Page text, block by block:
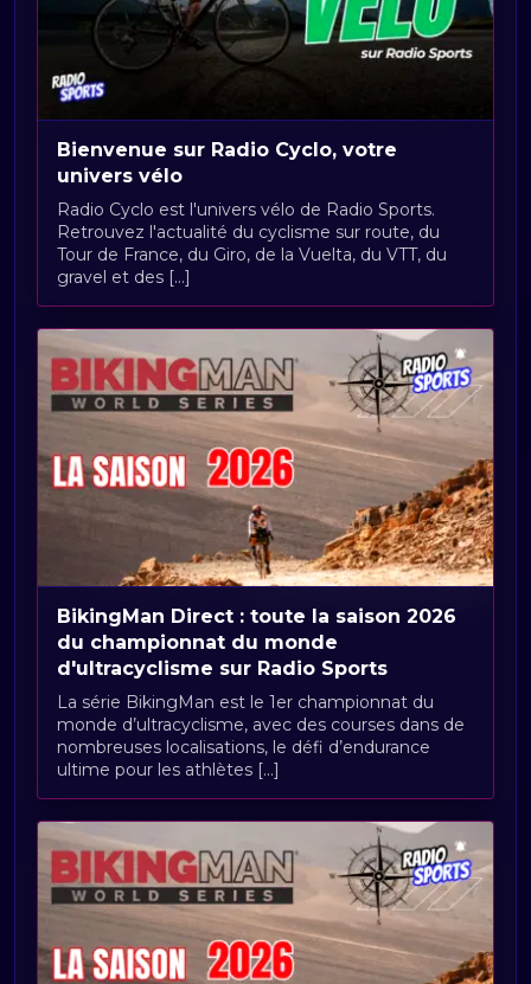
Bienvenue sur Radio Cyclo, votre
univers vélo
Radio Cyclo est l'univers vélo de Radio Sports.
Retrouvez l'actualité du cyclisme sur route, du
Tour de France, du Giro, de la Vuelta, du VTT, du
gravel et des [...]
BikingMan Direct : toute la saison 2026
du championnat du monde
d'ultracyclisme sur Radio Sports
La série BikingMan est le 1er championnat du
monde d’ultracyclisme, avec des courses dans de
nombreuses localisations, le défi d’endurance
ultime pour les athlètes [...]